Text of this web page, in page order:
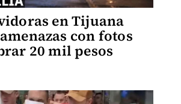
en Tijuana
con fotos
20 mil pesos